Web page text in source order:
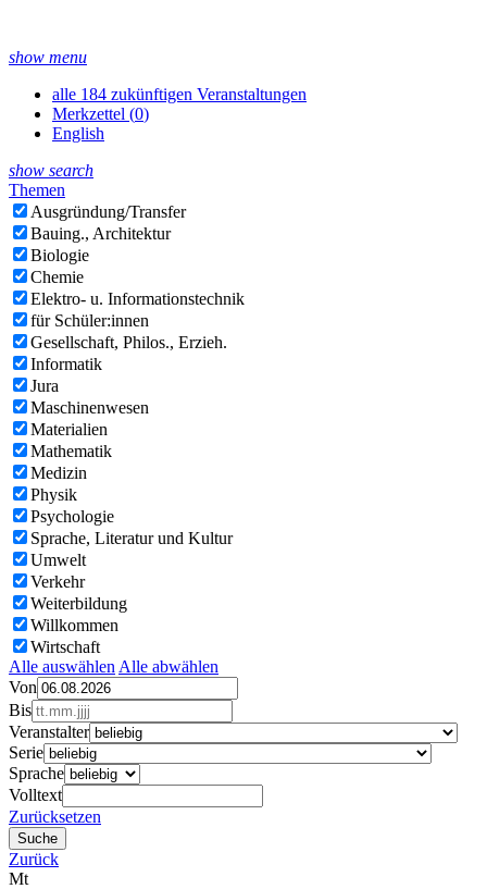
show menu
alle 184 zukünftigen Veranstaltungen
Merkzettel (0)
English
show search
Themen
Ausgründung/Transfer
Bauing., Architektur
Biologie
Chemie
Elektro- u. Informationstechnik
für Schüler:innen
Gesellschaft, Philos., Erzieh.
Informatik
Jura
Maschinenwesen
Materialien
Mathematik
Medizin
Physik
Psychologie
Sprache, Literatur und Kultur
Umwelt
Verkehr
Weiterbildung
Willkommen
Wirtschaft
Alle auswählen Alle abwählen
Von
Bis
Veranstalter
Serie
Sprache
Volltext
Zurücksetzen
Zurück
Mt